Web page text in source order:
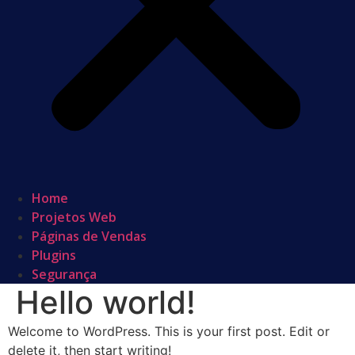
Home
Projetos Web
Páginas de Vendas
Plugins
Segurança
Hello world!
Welcome to WordPress. This is your first post. Edit or
delete it, then start writing!